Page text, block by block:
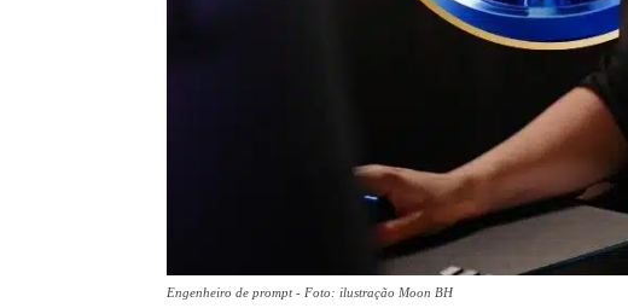
Engenheiro de prompt - Foto: ilustração Moon BH